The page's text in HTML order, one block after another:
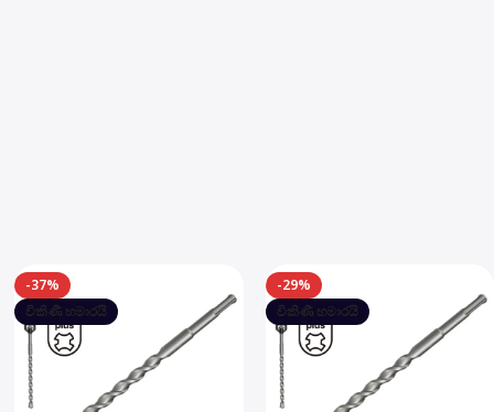
-37%
විකිණී හමාරයි
-29%
විකිණී හමාරයි